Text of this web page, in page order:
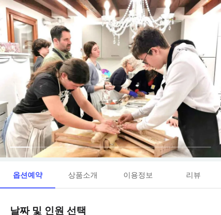
옵션예약 상품소개 이용정보 리뷰
날짜 및 인원 선택